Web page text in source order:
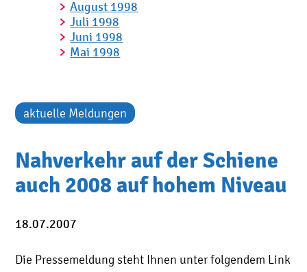
August 1998
Juli 1998
Juni 1998
Mai 1998
aktuelle Meldungen
Nahverkehr auf der Schiene
auch 2008 auf hohem Niveau
18.07.2007
Die Pressemeldung steht Ihnen unter folgendem Link